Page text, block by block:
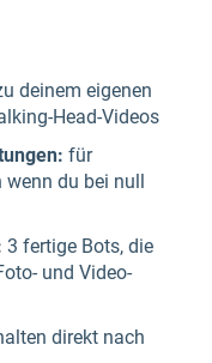
deinem eigenen
Head-Videos
für
wenn du bei null
3 fertige Bots, die
und Video-
direkt nach